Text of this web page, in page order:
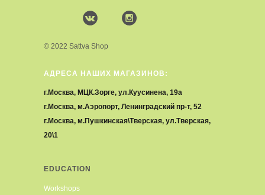
АДРЕСА НАШИХ МАГАЗИНОВ:
г.Москва, МЦК.Зорге, ул.Куусинена, 19а
г.Москва, м.Аэропорт, Ленинградский пр-т, 52
г.Москва, м.Пушкинская\Тверская, ул.Тверская,
20\1
EDUCATION
Workshops
© 2022 Sattva Shop